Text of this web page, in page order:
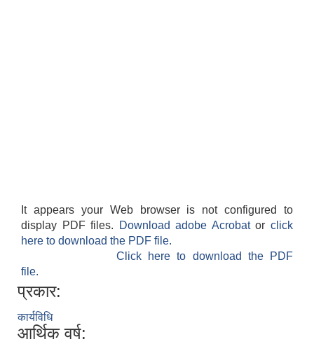
It appears your Web browser is not configured to
display PDF files.
Download adobe Acrobatorclick
here to download the PDF file.
Click here to download the PDF
file.
प्रकार:
कार्यविधि
आर्थिक वर्ष: